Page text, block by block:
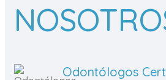
Odontólogos